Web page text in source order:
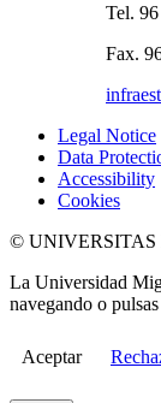
Tel.
Fax.
Legal Notice
Data
Accessibility
Cookies
© UNIVERSITAS
La Universidad
navegando o
Aceptar